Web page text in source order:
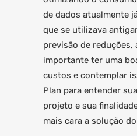
de dados atualmente
que se utilizava
previsão de reduções,
importante ter uma
custos e contemplar
Plan para entender
projeto e sua
mais cara a solução